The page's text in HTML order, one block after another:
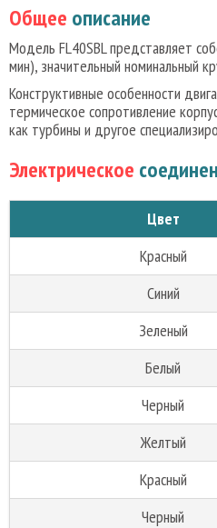
Общее описание
Модель FL40SBL представляет
мин), значительный номинальный
Конструктивные особенности
термическое сопротивление
как турбины и другое
Электрическое
Цвет
Красный
Синий
Зеленый
Белый
Черный
Желтый
Красный
Черный